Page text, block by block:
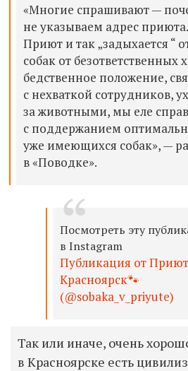
«Многие спрашивают —
не указываем адрес
Приют и так „задыхается “
собак от безответственных
бедственное положение,
с нехваткой сотрудников,
за животными, мы еле
с поддержанием
уже имеющихся собак», —
в «Поводке».
Посмотреть эту
в Instagram
Публикация от
Красноярск🐾
(@sobaka_v_priyute)
Так или иначе, очень
в Красноярске есть